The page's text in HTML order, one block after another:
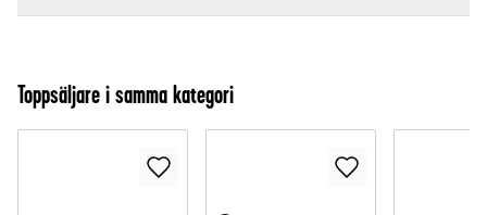
Toppsäljare i samma kategori